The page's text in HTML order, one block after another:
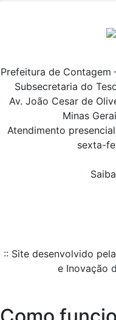
Prefeitura de Contagem
Subsecretaria do
Av. João Cesar de
Minas
Atendimento
sexta-
:: Site desenvolvido
e Inovação